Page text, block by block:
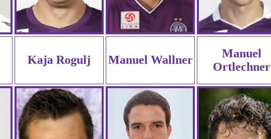
Kaja Rogulj Manuel Wallner
Manuel
Ortlechner